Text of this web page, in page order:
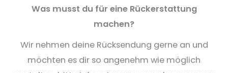
Was musst du für eine Rückerstattung
machen?
Wir nehmen deine Rücksendung gerne an und
möchten es dir so angenehm wie möglich